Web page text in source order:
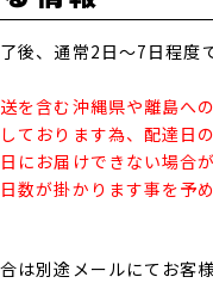
後、通常2日～7日程度
を含む沖縄県や離島へ
ております為、配達日
にお届けできない場合が
数が掛かります事を予
は別途メールにてお客